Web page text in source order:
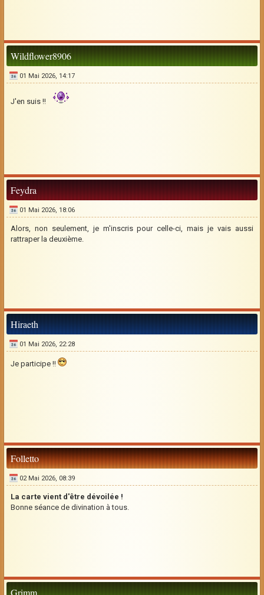
Wildflower8906
01 Mai 2026, 14:17
J'en suis !!
Feydra
01 Mai 2026, 18:06
Alors, non seulement, je m'inscris pour celle-ci, mais je vais aussi
rattraper la deuxième.
Hiraeth
01 Mai 2026, 22:28
Je participe !!
Folletto
02 Mai 2026, 08:39
La carte vient d'être dévoilée !
Bonne séance de divination à tous.
Grimm